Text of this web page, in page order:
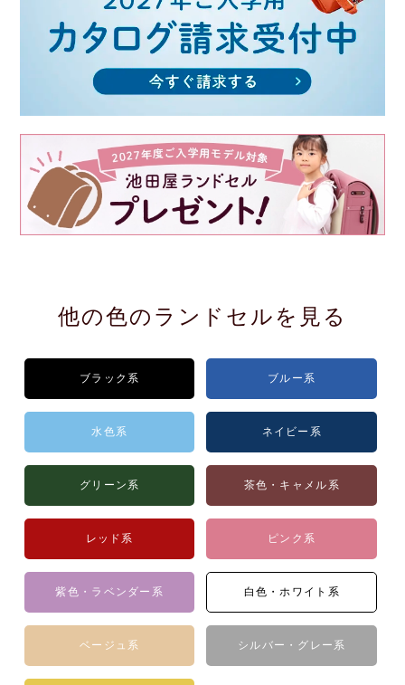
他の色のランドセルを見る
ブラック系 ブルー系
水色系 ネイビー系
グリーン系 茶色・キャメル系
レッド系 ピンク系
紫色・ラベンダー系 白色・ホワイト系
ベージュ系 シルバー・グレー系